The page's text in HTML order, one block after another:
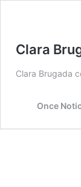
Clara
Clara Brugada
Once